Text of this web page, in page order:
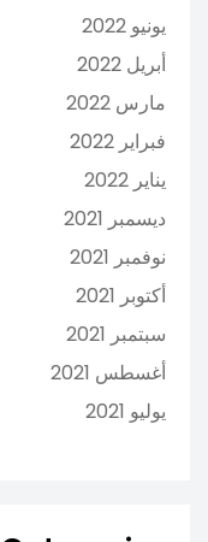
يونيو 2022
أبريل 2022
مارس 2022
فبراير 2022
يناير 2022
ديسمبر 2021
نوفمبر 2021
أكتوبر 2021
سبتمبر 2021
أغسطس 2021
يوليو 2021